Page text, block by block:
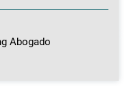
Abogado